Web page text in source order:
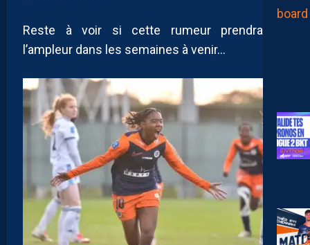
Reste à voir si cette rumeur prendra de
l’ampleur dans les semaines à venir…